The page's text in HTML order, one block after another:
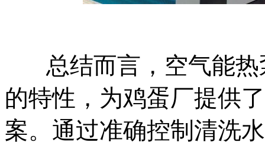
总结而言，空气能
的特性，为鸡蛋厂提供
案。通过准确控制清洗